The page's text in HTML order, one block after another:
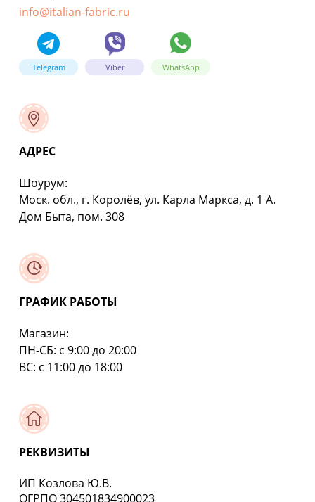
info@italian-fabric.ru
Telegram Viber WhatsApp
АДРЕС
Шоурум:
Моск. обл., г. Королёв, ул. Карла Маркса, д. 1 А.
Дом Быта, пом. 308
ГРАФИК РАБОТЫ
Магазин:
ПН-СБ: с 9:00 до 20:00
ВС: с 11:00 до 18:00
РЕКВИЗИТЫ
ИП Козлова Ю.В.
ОГРПО 304501834900023